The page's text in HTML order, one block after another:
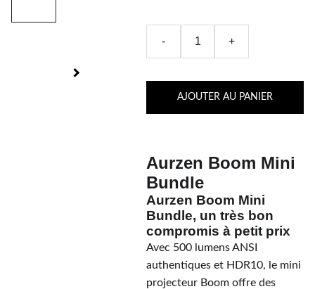
- +
AJOUTER AU PANIER
Aurzen Boom Mini
Bundle
Aurzen Boom Mini
Bundle, un très bon
compromis à petit prix
Avec 500 lumens ANSI
authentiques et HDR10, le mini
projecteur Boom offre des